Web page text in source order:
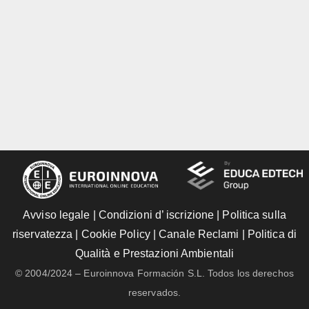
Avviso legale Condizioni d’ iscrizione
Politica sulla
riservatezza
Cookie Policy|Canale Reclami
Politica di
Qualità e Prestazioni Ambientali
© 2004/2024 – Euroinnova Formación S.L. Todos los derechos
reservados.